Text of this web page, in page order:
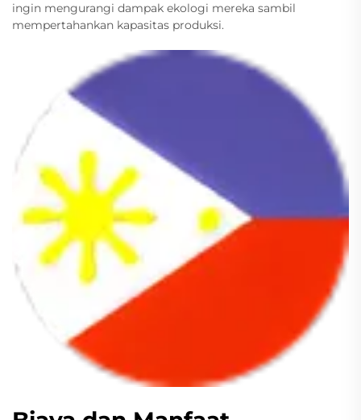
ingin mengurangi dampak ekologi mereka sambil
mempertahankan kapasitas produksi.